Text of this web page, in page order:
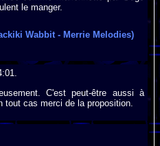
le manger.
Wabbit - Merrie Melodies)
C'est peut-être aussi à
cas merci de la proposition.